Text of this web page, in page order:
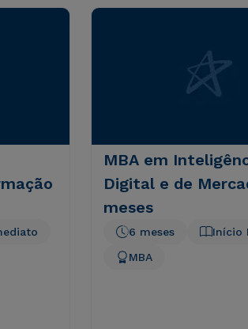
MBA em
Digital e de
meses
Início
6 meses
MBA